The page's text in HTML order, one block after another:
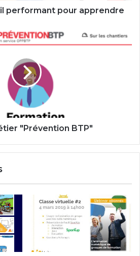
performant pour apprendre
"Prévention BTP"